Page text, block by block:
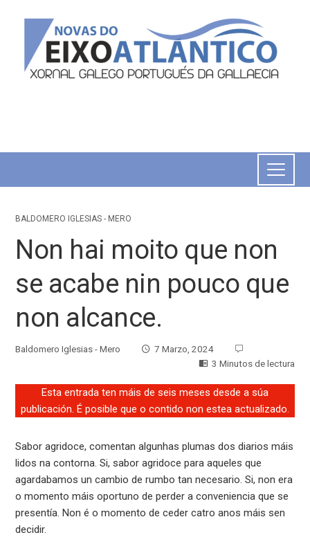
BALDOMERO IGLESIAS - MERO
Non hai moito que non
se acabe nin pouco que
non alcance.
Baldomero Iglesias - Mero
7 Marzo, 2024
3 Minutos de lectura
Esta entrada ten máis de seis meses desde a súa
publicación. É posible que o contido non estea actualizado.
Sabor agridoce, comentan algunhas plumas dos diarios máis
lidos na contorna. Si, sabor agridoce para aqueles que
agardabamos un cambio de rumbo tan necesario. Si, non era
o momento máis oportuno de perder a conveniencia que se
presentía. Non é o momento de ceder catro anos máis sen
decidir.